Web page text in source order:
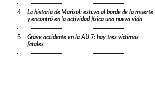
4.
La historia de Marisol: estuvo al borde de la muerte
y encontró en la actividad física una nueva vida
5.
Grave accidente en la AU 7: hay tres víctimas
fatales